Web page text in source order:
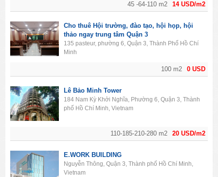
14 USD/m2
45 -64-110 m2
0 USD
100 m2
Cho thuê Hội trường, đào tạo, hội họp, hội
thảo ngay trung tâm Quận 3
135 pasteur, phường 6, Quận 3, Thành Phố Hồ Chí
Minh
20 USD/m2
110-185-210-280 m2
Lê Bảo Minh Tower
184 Nam Kỳ Khởi Nghĩa, Phường 6, Quận 3, Thành
phố Hồ Chí Minh, Vietnam
E.WORK BUILDING
Nguyễn Thông, Quận 3, Thành phố Hồ Chí Minh,
Vietnam